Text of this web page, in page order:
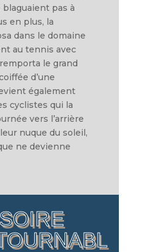
blaguaient pas à
en plus, la
dans le domaine
au tennis avec
le grand
d’une
également
cyclistes qui la
vers l’arrière
nuque du soleil,
ne devienne